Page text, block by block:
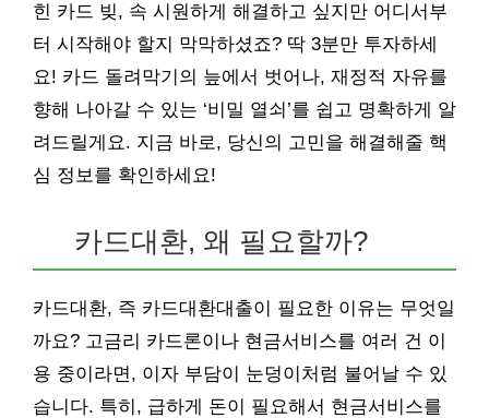
힌 카드 빚, 속 시원하게 해결하고 싶지만 어디서부
터 시작해야 할지 막막하셨죠? 딱 3분만 투자하세
요! 카드 돌려막기의 늪에서 벗어나, 재정적 자유를
향해 나아갈 수 있는 ‘비밀 열쇠’를 쉽고 명확하게 알
려드릴게요. 지금 바로, 당신의 고민을 해결해줄 핵
심 정보를 확인하세요!
카드대환, 왜 필요할까?
카드대환, 즉 카드대환대출이 필요한 이유는 무엇일
까요? 고금리 카드론이나 현금서비스를 여러 건 이
용 중이라면, 이자 부담이 눈덩이처럼 불어날 수 있
습니다. 특히, 급하게 돈이 필요해서 현금서비스를